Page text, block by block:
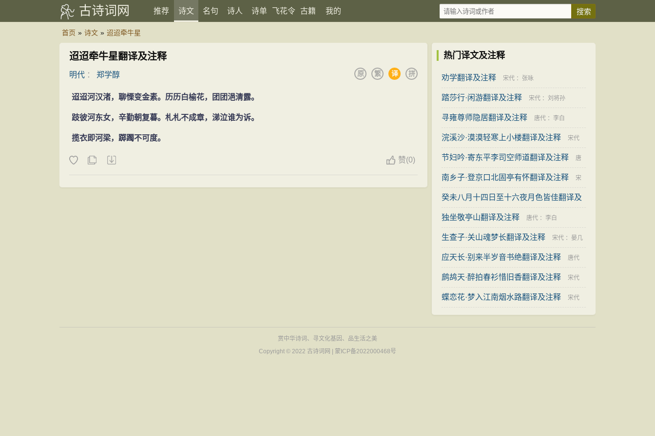
古诗词网 推荐 诗文 名句 诗人 诗单 飞花令 古籍 我的
首页 » 诗文 » 迢迢牵牛星
迢迢牵牛星翻译及注释
明代 ： 郑学醇 拼
译
繁
原
迢迢河汉渚，聊慄变金素。历历白榆花，团团浥清露。
跂彼河东女，辛勤朝复暮。札札不成章，涕泣谁为诉。
揽衣即河梁，踯躅不可度。
赞(0)
热门译文及注释
劝学翻译及注释 宋代 ： 张咏
踏莎行·闲游翻译及注释 宋代 ： 刘将孙
寻雍尊师隐居翻译及注释 唐代 ： 李白
浣溪沙·漠漠轻寒上小楼翻译及注释 宋代
：秦观
节妇吟·寄东平李司空师道翻译及注释 唐
代：张籍
南乡子·登京口北固亭有怀翻译及注释 宋
代：辛弃疾
癸未八月十四日至十六夜月色皆佳翻译及
注释 宋代 ：曾几
独坐敬亭山翻译及注释 唐代 ： 李白
生查子·关山魂梦长翻译及注释 宋代 ： 晏几
道
应天长·别来半岁音书绝翻译及注释 唐代
：韦庄
鹧鸪天·醉拍春衫惜旧香翻译及注释 宋代
：晏几道
蝶恋花·梦入江南烟水路翻译及注释 宋代
赏中华诗词、寻文化基因、品生活之美
Copyright © 2022 古诗词网 蒙ICP备2022000468号